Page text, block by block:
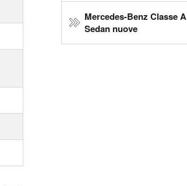
Mercedes-Benz Classe A
Sedan nuove